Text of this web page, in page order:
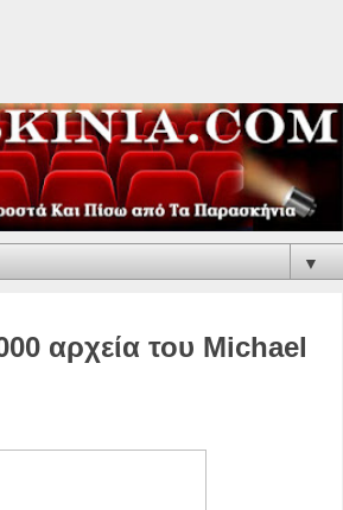
▼
αρχεία του Michael